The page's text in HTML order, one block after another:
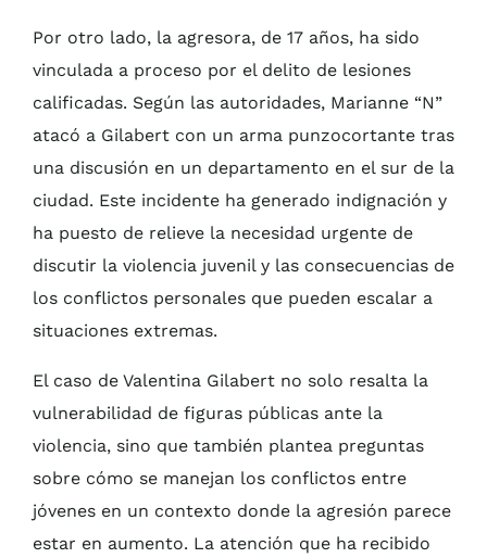
Por otro lado, la agresora, de 17 años, ha sido
vinculada a proceso por el delito de lesiones
calificadas. Según las autoridades, Marianne “N”
atacó a Gilabert con un arma punzocortante tras
una discusión en un departamento en el sur de la
ciudad. Este incidente ha generado indignación y
ha puesto de relieve la necesidad urgente de
discutir la violencia juvenil y las consecuencias de
los conflictos personales que pueden escalar a
situaciones extremas.
El caso de Valentina Gilabert no solo resalta la
vulnerabilidad de figuras públicas ante la
violencia, sino que también plantea preguntas
sobre cómo se manejan los conflictos entre
jóvenes en un contexto donde la agresión parece
estar en aumento. La atención que ha recibido